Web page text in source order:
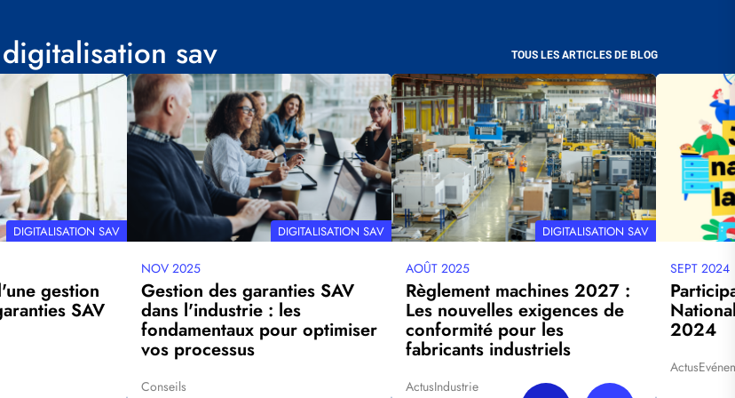
sav TOUS LES ARTICLES DE BLOG
THÉMATIQUE
DIGITALISATION SAV
gestion
SAV
Visuel
principal
THÉMATIQUE
DIGITALISATION SAV
Date
mise
à
jour
NOV 2025
Gestion des garanties SAV
dans l'industrie : les
fondamentaux pour optimiser
vos processus
Tags
Conseils
Visuel
principal
THÉMATIQUE
DIGITALISATION SAV
Date
mise
à
jour
AOÛT 2025
Règlement machines 2027 :
Les nouvelles exigences de
conformité pour les
fabricants industriels
Tags
ActusIndustrie
Visuel
principal
Date
mise
à
jour
SEPT 2024
2024
Tags
Actus